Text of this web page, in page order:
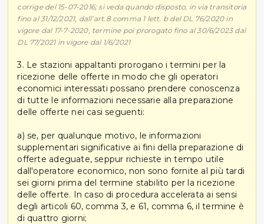
corrige del 15-07-2016; si veda quando disposto, in via transitoria
fino al 31/12/2021, dall’art.8 comma 1 lett. b del DL 76/2020 in
vigore dal 17-7-2020, termine poi prorogato fino al 30/6/2023 dal
DL 77/2021 in vigore dal 1/6/2021
3. Le stazioni appaltanti prorogano i termini per la
ricezione delle offerte in modo che gli operatori
economici interessati possano prendere conoscenza
di tutte le informazioni necessarie alla preparazione
delle offerte nei casi seguenti:
a) se, per qualunque motivo, le informazioni
supplementari significative ai fini della preparazione di
offerte adeguate, seppur richieste in tempo utile
dall'operatore economico, non sono fornite al più tardi
sei giorni prima del termine stabilito per la ricezione
delle offerte. In caso di procedura accelerata ai sensi
degli articoli 60, comma 3, e 61, comma 6, il termine è
di quattro giorni;